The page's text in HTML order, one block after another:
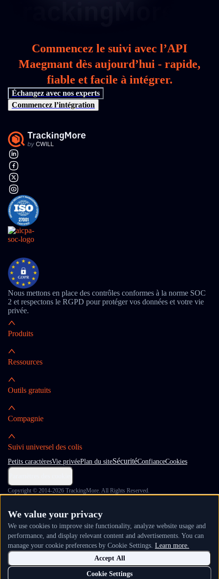
Commencez le suivi avec l’API
Maegmant dès aujourd’hui - rapide,
fiable et facile à intégrer.
Échangez avec nos experts
Commencez l’intégration
Nous mettons en place des contrôles conformes à la norme SOC
2 et respectons le RGPD pour protéger vos données et votre vie
privée.
Produits
Ressources
Outils gratuits
Compagnie
Suivi universel des colis
Petits caractèresVie privéePlan du siteSécuritéConfianceCookies
Copyright © 2014-2026 TrackingMore. All Rights Reserved.
We value your privacy
We use cookies to improve site functionality, analyze website usage and
performance, and display relevant content and advertisements. You can
manage your cookie preferences by Cookie Settings. Learn more.
Cookie Settings
Accept All